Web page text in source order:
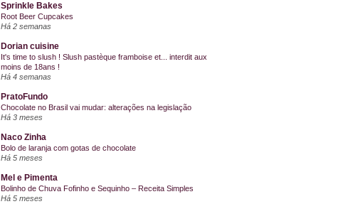
Sprinkle Bakes
Root Beer Cupcakes
Há 2 semanas
Dorian cuisine
It's time to slush ! Slush pastèque framboise et... interdit aux
moins de 18ans !
Há 4 semanas
PratoFundo
Chocolate no Brasil vai mudar: alterações na legislação
Há 3 meses
Naco Zinha
Bolo de laranja com gotas de chocolate
Há 5 meses
Mel e Pimenta
Bolinho de Chuva Fofinho e Sequinho – Receita Simples
Há 5 meses